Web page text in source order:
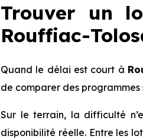
Trouver un
Rouffiac-
Quand le délai est court à
de comparer des
Sur le terrain, la difficulté
disponibilité réelle. Entre les